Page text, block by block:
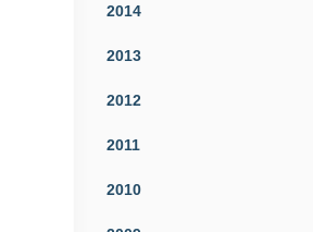
2014
2013
2012
2011
2010